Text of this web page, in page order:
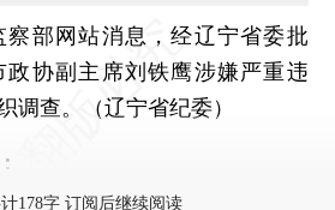
部网站消息，经辽宁省委批
协副主席刘铁鹰涉嫌严重违
调查。（辽宁省纪委）
178字 订阅后继续阅读